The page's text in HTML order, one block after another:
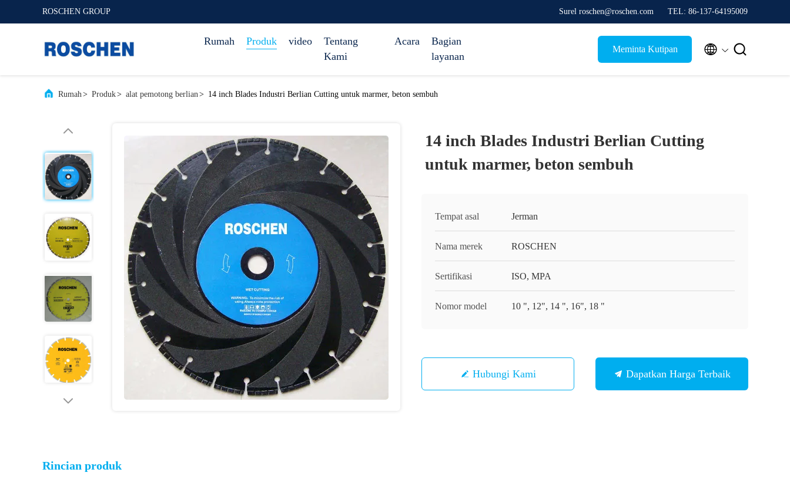
ROSCHEN GROUP Surel roschen@roschen.com TEL: 86-137-64195009
Rumah Produk video
Tentang
Kami
Acara
Bagian
layanan
Meminta Kutipan  
Rumah> Produk> alat pemotong berlian> 14 inch Blades Industri Berlian Cutting untuk marmer, beton sembuh
14 inch Blades Industri Berlian Cutting
untuk marmer, beton sembuh
Tempat asal Jerman
Nama merek ROSCHEN
Sertifikasi ISO, MPA
Nomor model 10 ", 12", 14 ", 16", 18 "
Hubungi Kami Dapatkan Harga Terbaik
Rincian produk